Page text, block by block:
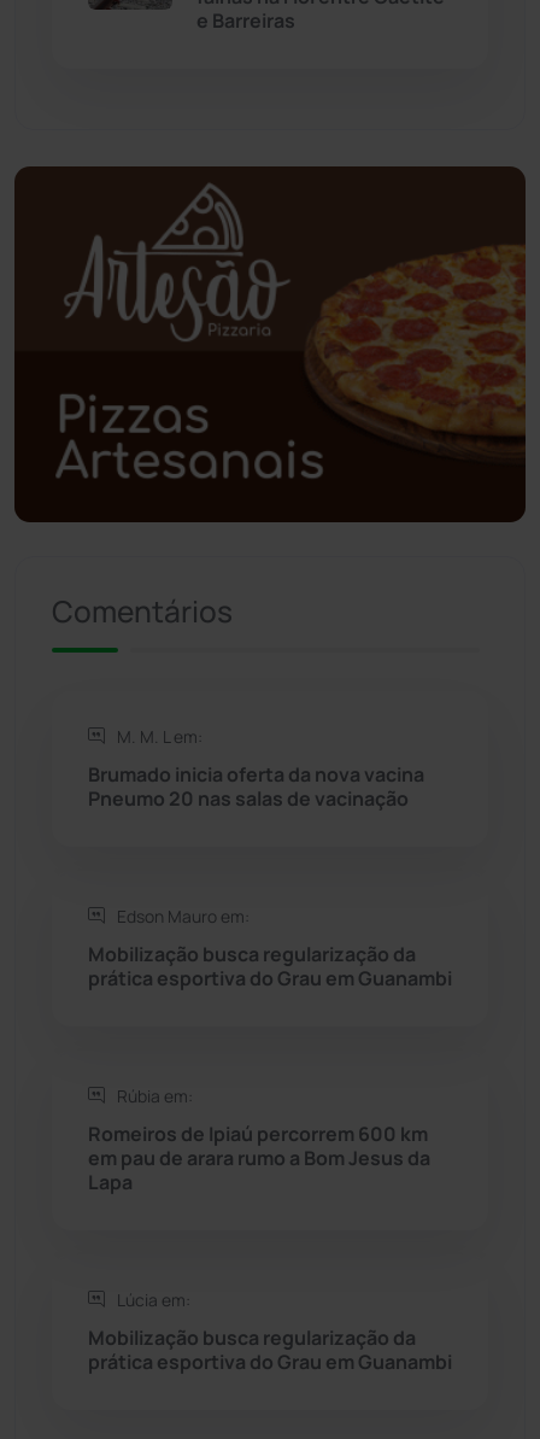
Planalto (59)
Poções (182)
Polícia Civil (57)
Polícia Militar (27)
Política (03)
Riacho de Santana
Rio de Contas
Rio do Antônio
Saúde
Seabra (50)
Sítio do Mato
Sudoeste Baiano
e Barreiras
Comentários
M. M. L em:
Brumado inicia oferta da nova vacina
Pneumo 20 nas salas de vacinação
Edson Mauro em:
Mobilização busca regularização da
prática esportiva do Grau em Guanambi
Rúbia em:
Romeiros de Ipiaú percorrem 600 km
em pau de arara rumo a Bom Jesus da
Lapa
Lúcia em:
Mobilização busca regularização da
prática esportiva do Grau em Guanambi